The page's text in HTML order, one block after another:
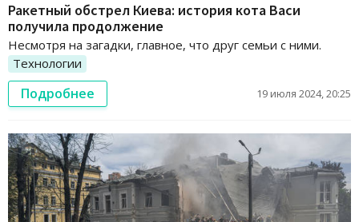
Ракетный обстрел Киева: история кота Васи
получила продолжение
Несмотря на загадки, главное, что друг семьи с ними.
Технологии
Подробнее 19 июля 2024, 20:25